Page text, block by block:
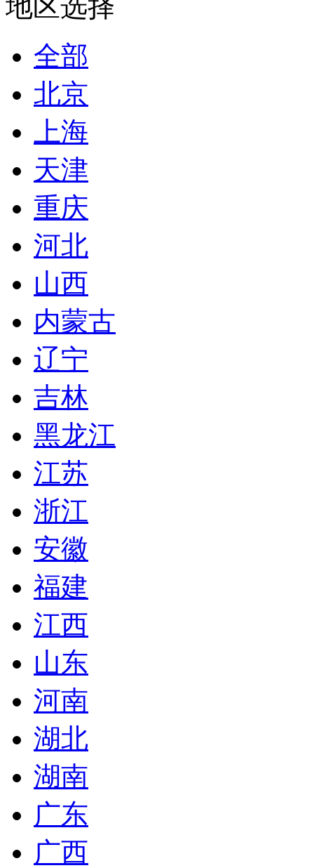
地区选择
全部
北京
上海
天津
重庆
河北
山西
内蒙古
辽宁
吉林
黑龙江
江苏
浙江
安徽
福建
江西
山东
河南
湖北
湖南
广东
广西